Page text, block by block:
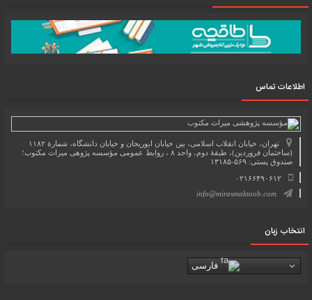
اطلاعات تماس
تهران، خیابان انقلاب اسلامی، بین خیابان ابوریحان و خیابان دانشگاه، شمارۀ ۱۱۸۲
(ساختمان فروردین)، طبقۀ دوم، واحد ۸ ، روابط عمومی مؤسسه پژوهی میراث مکتوب؛
صندوق پستی: ۵۶۹-۱۳۱۸۵
۰۲۱۶۶۴۹۰۶۱۲
info@mirasmaktoob.com
انتخاب زبان
فارسی